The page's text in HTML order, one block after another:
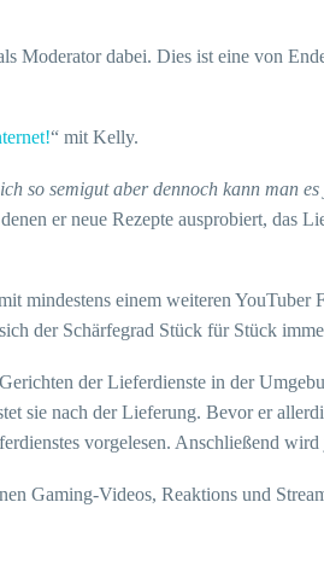
Moderator dabei. Dies ist eine von
“ mit Kelly.
so semigut aber dennoch kann man
er neue Rezepte ausprobiert, das
mindestens einem weiteren
der Schärfegrad Stück für Stück
der Lieferdienste in der
sie nach der Lieferung. Bevor er
vorgelesen. Anschließend
Gaming-Videos, Reaktions und